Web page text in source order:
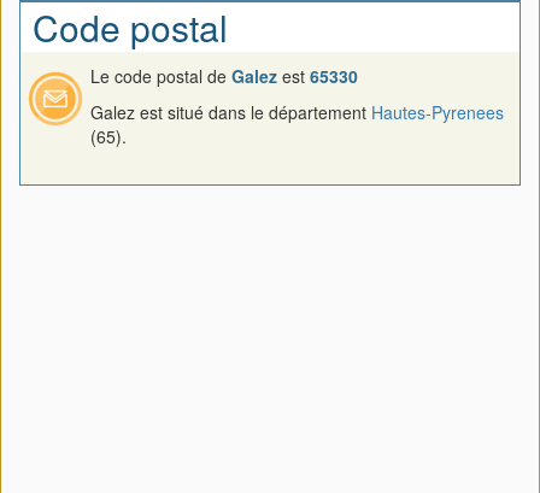
Code postal
Le code postal de Galez est 65330
Galez est situé dans le département Hautes-Pyrenees
(65).